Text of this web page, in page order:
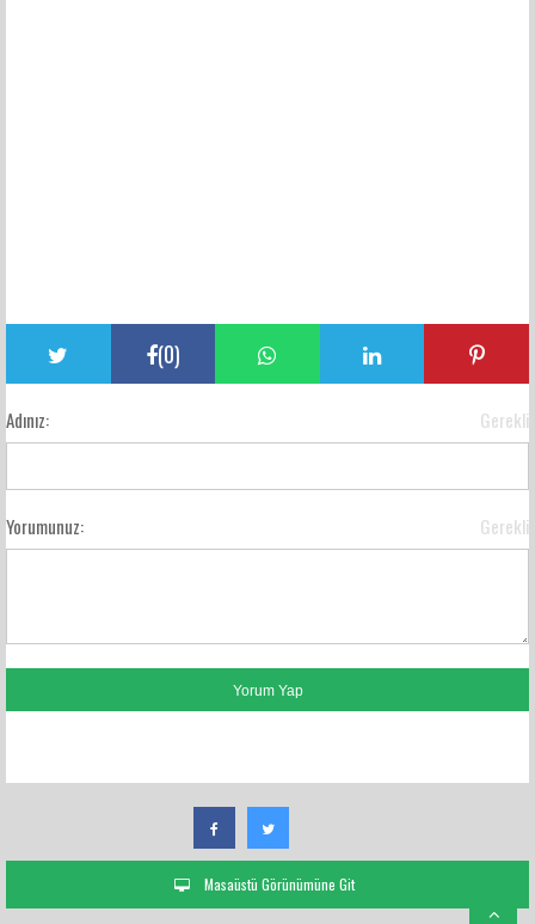
(0)
Adınız: Gerekli
Yorumunuz: Gerekli
Masaüstü Görünümüne Git